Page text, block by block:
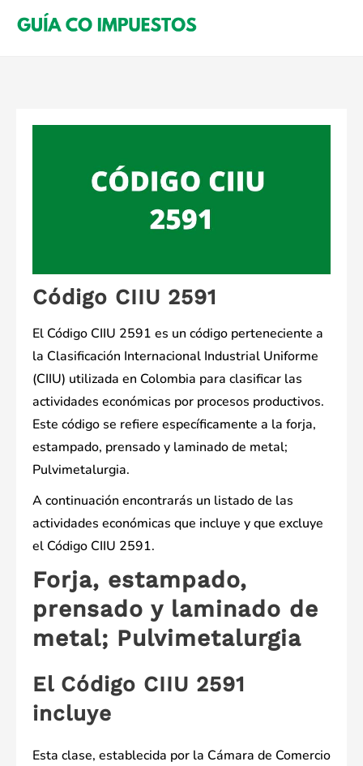
Código CIIU 2591
El Código CIIU 2591 es un código perteneciente a
la Clasificación Internacional Industrial Uniforme
(CIIU) utilizada en Colombia para clasificar las
actividades económicas por procesos productivos.
Este código se refiere específicamente a la forja,
estampado, prensado y laminado de metal;
Pulvimetalurgia.
A continuación encontrarás un listado de las
actividades económicas que incluye y que excluye
el Código CIIU 2591.
Forja, estampado,
prensado y laminado de
metal; Pulvimetalurgia
El Código CIIU 2591
incluye
Esta clase, establecida por la Cámara de Comercio